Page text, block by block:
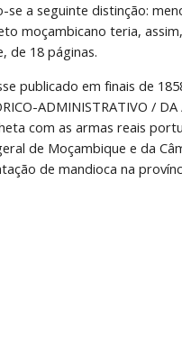
a seguinte distinção:
moçambicano teria,
de 18 páginas.
publicado em finais de
ADMINISTRATIVO / DA
com as armas reais
de Moçambique e da
de mandioca na